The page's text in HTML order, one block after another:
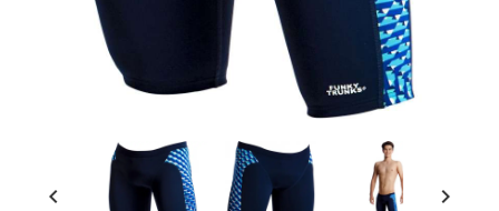
chevron_left chevron_right